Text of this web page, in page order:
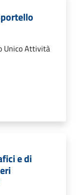
Unico Attività
e di